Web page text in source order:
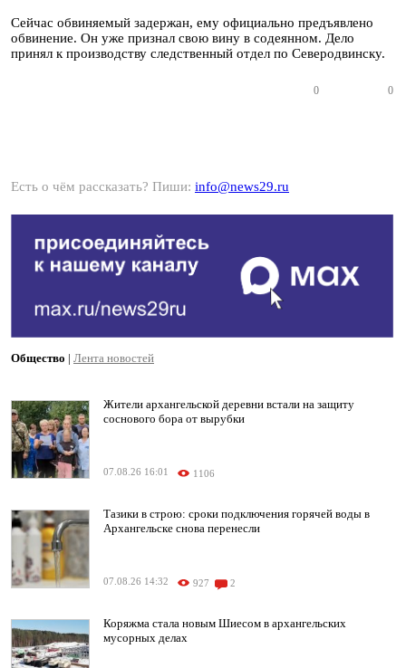
Сейчас обвиняемый задержан, ему официально предъявлено
обвинение. Он уже признал свою вину в содеянном. Дело
принял к производству следственный отдел по Северодвинску.
0 0
Есть о чём рассказать? Пиши: info@news29.ru
Общество | Лента новостей
Жители архангельской деревни встали на защиту
соснового бора от вырубки
07.08.26 16:01 1106
Тазики в строю: сроки подключения горячей воды в
Архангельске снова перенесли
07.08.26 14:32 927 2
Коряжма стала новым Шиесом в архангельских
мусорных делах